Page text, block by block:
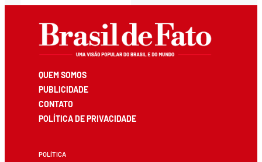
QUEM SOMOS
PUBLICIDADE
CONTATO
POLÍTICA DE PRIVACIDADE
POLÍTICA